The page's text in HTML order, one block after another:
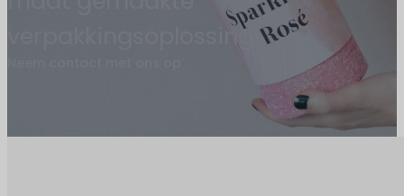
verpakkingsoplossing.